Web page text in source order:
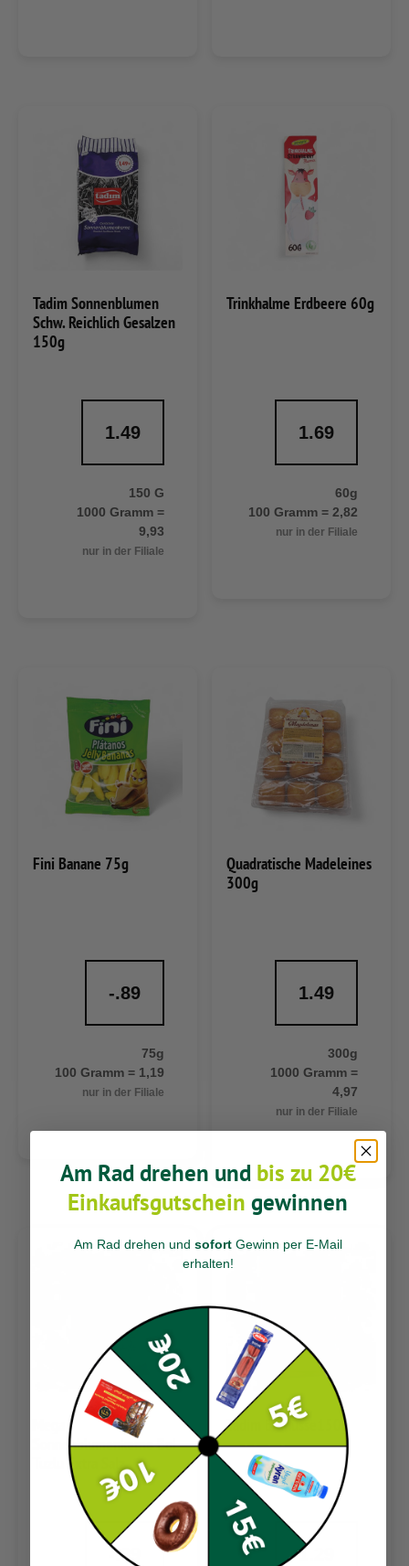
Tadim Sonnenblumen
Schw. Reichlich Gesalzen
150g
1.49
150 G
1000 Gramm =
9,93
nur in der Filiale
Trinkhalme Erdbeere 60g
1.69
60g
100 Gramm = 2,82
nur in der Filiale
Fini Banane 75g
-.89
75g
100 Gramm = 1,19
nur in der Filiale
Quadratische Madeleines
300g
1.49
300g
1000 Gramm =
4,97
nur in der Filiale
Sonnenblumenkerne Bol
Tuzlu Extra Salz
-.99
Tadim Erdnüsse150g
1.29
Am Rad drehen und bis zu 20€
Einkaufsgutschein gewinnen
Am Rad drehen und sofort Gewinn per E-Mail
erhalten!